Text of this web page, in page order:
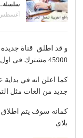
أغسطس 5,
و قد اطلق قناة
45900 مشترك في اول يوم لها علي اليوتيوب
جديد من الغات مثل
كمانه سوف يتم
بلاي